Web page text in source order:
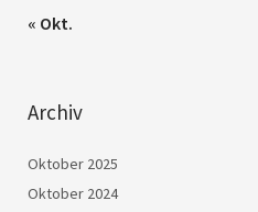
« Okt.
Archiv
Oktober 2025
Oktober 2024